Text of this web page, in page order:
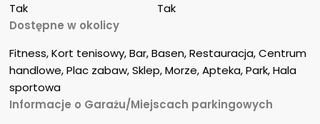
Tak
Tak
Dostępne w okolicy
Fitness, Kort tenisowy, Bar, Basen, Restauracja, Centrum
handlowe, Plac zabaw, Sklep, Morze, Apteka, Park, Hala
sportowa
Informacje o Garażu/Miejscach parkingowych